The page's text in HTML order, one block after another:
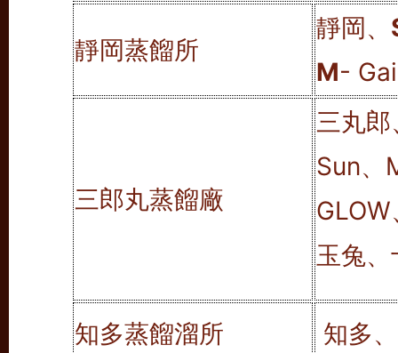
靜岡蒸餾所
靜岡、
M-
三郎丸蒸餾廠
三丸
Sun、
GLOW
玉兔
知多蒸餾溜所 知多、